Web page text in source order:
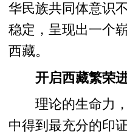
华民族共同体意识
稳定，呈现出一个
西藏。
开启西藏繁荣
理论的生命力，
中得到最充分的印证